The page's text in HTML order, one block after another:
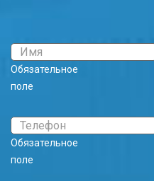
Обязательное
поле
Обязательное
поле